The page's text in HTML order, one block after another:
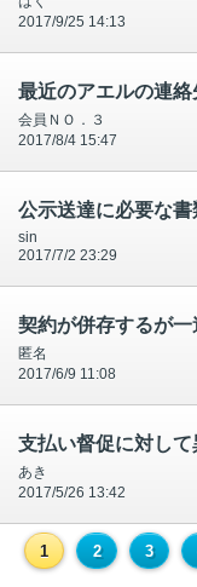
2017/9/25 14:13
最近のアエルの連絡
会員ＮＯ．３
2017/8/4 15:47
公示送達に必要な書
sin
2017/7/2 23:29
匿名
2017/6/9 11:08
支払い督促に対し
あき
2017/5/26 13:42
1 2 3